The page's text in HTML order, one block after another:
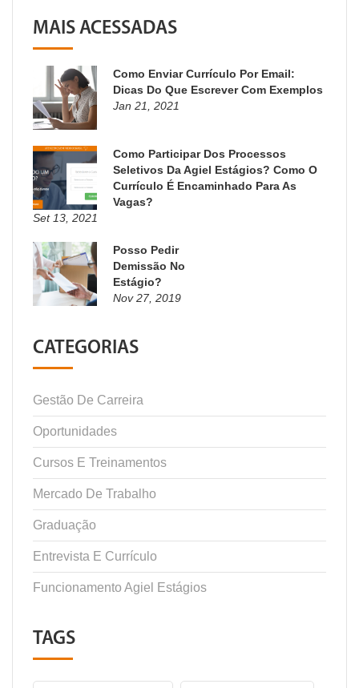
MAIS ACESSADAS
Como Enviar Currículo Por Email:
Dicas Do Que Escrever Com Exemplos
Jan 21, 2021
Como Participar Dos Processos
Seletivos Da Agiel Estágios? Como O
Currículo É Encaminhado Para As
Vagas?
Set 13, 2021
Posso Pedir
Demissão No
Estágio?
Nov 27, 2019
CATEGORIAS
Gestão De Carreira
Oportunidades
Cursos E Treinamentos
Mercado De Trabalho
Graduação
Entrevista E Currículo
Funcionamento Agiel Estágios
TAGS